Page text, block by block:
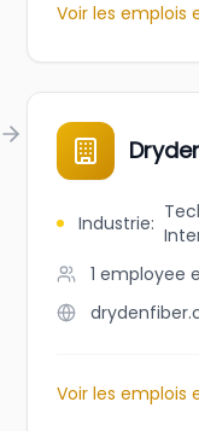
Voir les emplois
Industrie:
1 employee
Voir les emplois